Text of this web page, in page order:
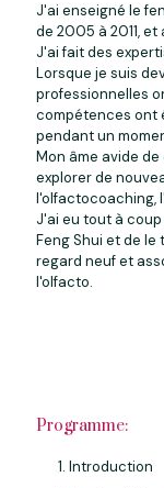
J'ai enseigné le
de 2005 à 2011,
J'ai fait des
Lorsque je suis
professionnelles
compétences ont
pendant un
Mon âme avide
explorer de
l'olfactocoaching,
J'ai eu tout à
Feng Shui et de
regard neuf et
l'olfacto.
Programme:
Introduction